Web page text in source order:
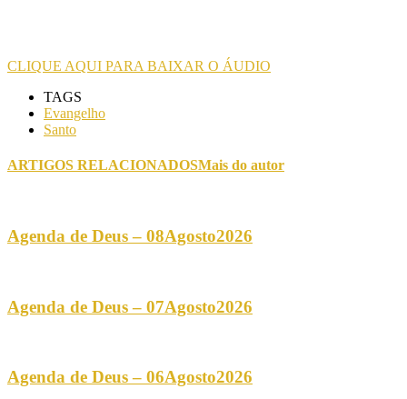
CLIQUE AQUI PARA BAIXAR O ÁUDIO
TAGS
Evangelho
Santo
ARTIGOS RELACIONADOSMais do autor
Agenda de Deus – 08Agosto2026
Agenda de Deus – 07Agosto2026
Agenda de Deus – 06Agosto2026